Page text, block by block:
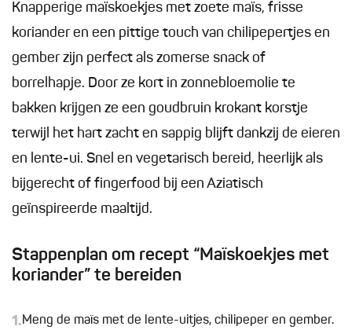
Knapperige maïskoekjes met zoete maïs, frisse
koriander en een pittige touch van chilipepertjes en
gember zijn perfect als zomerse snack of
borrelhapje. Door ze kort in zonnebloemolie te
bakken krijgen ze een goudbruin krokant korstje
terwijl het hart zacht en sappig blijft dankzij de eieren
en lente-ui. Snel en vegetarisch bereid, heerlijk als
bijgerecht of fingerfood bij een Aziatisch
geïnspireerde maaltijd.
Stappenplan om recept “Maïskoekjes met
koriander” te bereiden
1.Meng de maïs met de lente-uitjes, chilipeper en gember.